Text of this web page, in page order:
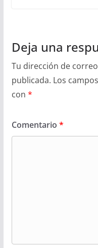
Deja una
Tu dirección de
publicada. Los
con *
Comentario *